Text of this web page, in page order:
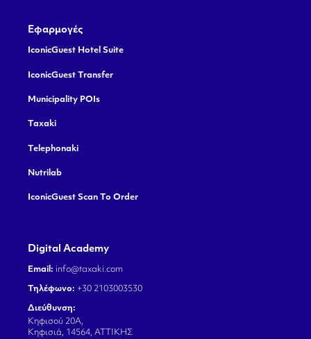
Εφαρμογές
IconicGuest Hotel Suite
IconicGuest Transfer
Municipality POIs
Taxaki
Telephonaki
Nutrilab
IconicGuest Scan To Order
Digital Academy
Email: info@taxaki.com
Τηλέφωνο: +30 2103003530
Διεύθυνση:
Κηφισού 20Α,
Κηφισιά, 14564, ΑΤΤΙΚΗΣ